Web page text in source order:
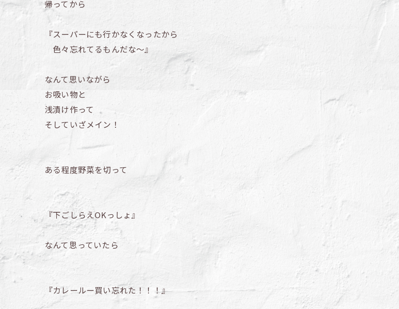
帰ってから
『スーパーにも行かなくなったから
色々忘れてるもんだな～』
なんて思いながら
お吸い物と
浅漬け作って
そしていざメイン！
ある程度野菜を切って
『下ごしらえOKっしょ』
なんて思っていたら
『カレールー買い忘れた！！！』